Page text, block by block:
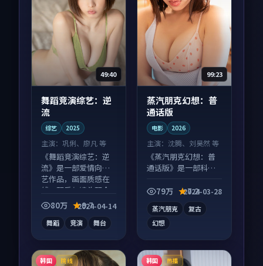
49:40
舞蹈竞演综艺：逆
流
综艺 2025
主演： 巩俐、廖凡 等
《舞蹈竞演综艺：逆
流》是一部爱情向综
艺作品，画面质感在
线，配乐与镜头配合
度高。
80万 9.7
2024-04-14
舞蹈 竞演 舞台
99:23
蒸汽朋克幻想：普
通话版
电影 2026
主演： 沈腾、刘昊然 等
《蒸汽朋克幻想：普
通话版》是一部科幻
事并行，细节值得二
79万 7.2
2024-03-28
蒸汽朋克
复古
幻想
韩国 院线 韩国 热播